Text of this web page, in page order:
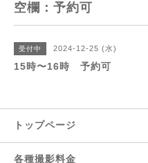
空欄：予約可
受付中 2024-12-25 (水)
15時〜16時 予約可
トップページ
各種撮影料金